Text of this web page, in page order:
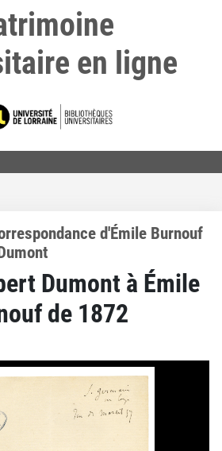
en ligne
d'Émile Burnouf
Dumont à Émile
de 1872